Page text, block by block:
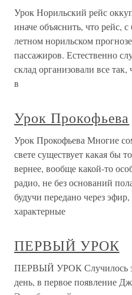
Урок Норильский рейс
иначе объяснить, что рейс,
летном норильском
пассажиров. Естественно
склад организовали все
в
Урок Прокофьева
Урок Прокофьева Многие
свете существует какая бы
вернее, вообще какой-то
радио, не без оснований
будучи передано через
характерные
ПЕРВЫЙ УРОК
ПЕРВЫЙ УРОК Случилось
день, в первое появление